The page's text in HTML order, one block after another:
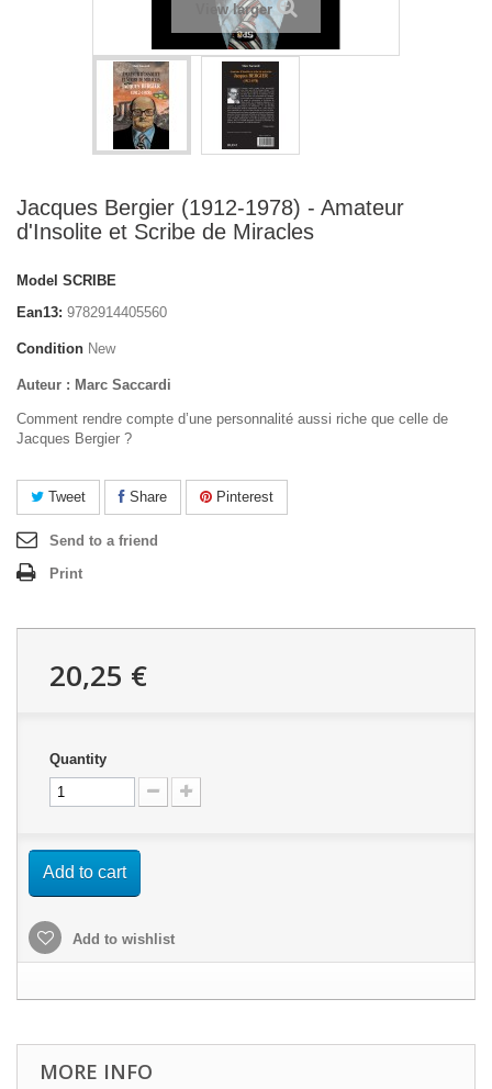
View larger
Jacques Bergier (1912-1978) - Amateur
d'Insolite et Scribe de Miracles
Model SCRIBE
Ean13: 9782914405560
Condition New
Auteur : Marc Saccardi
Comment rendre compte d’une personnalité aussi riche que celle de
Jacques Bergier ?
Tweet Share Pinterest
Send to a friend
Print
20,25 €
Quantity
Add to cart
Add to wishlist
MORE INFO